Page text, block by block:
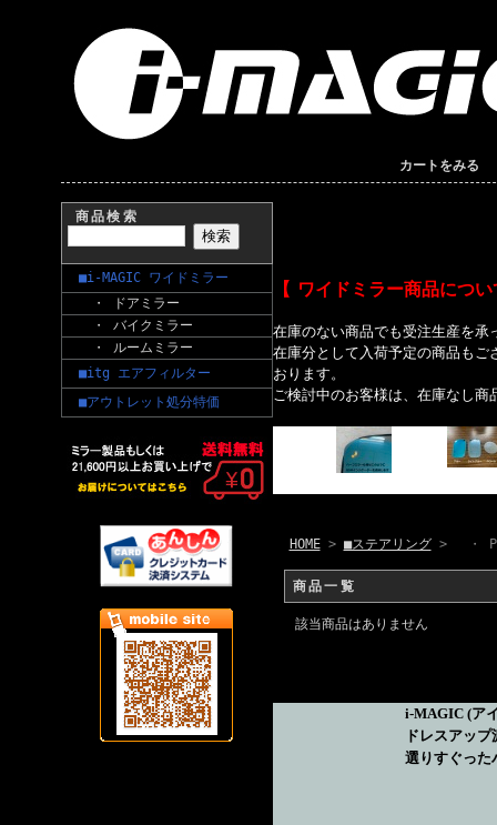
カートをみる
商品検索
■i-MAGIC ワイドミラー
・ ドアミラー
・ バイクミラー
・ ルームミラー
■itg エアフィルター
■アウトレット処分特価
【 ワイドミラー商品につ
在庫のない商品でも受注生産を承
在庫分として入荷予定の商品もご
おります。
ご検討中のお客様は、在庫なし
HOME> ■ステアリング> ・
商品一覧
該当商品はありません
i-MAGIC (ア
ドレスアッ
選りすぐった